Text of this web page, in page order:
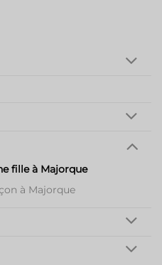
fille à Majorque
à Majorque